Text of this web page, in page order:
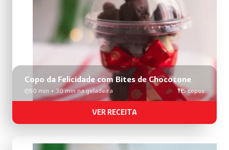
Copo da Felicidade com Bites de Chocotone
50 min + 30 min na geladeira 5 copos
VER RECEITA